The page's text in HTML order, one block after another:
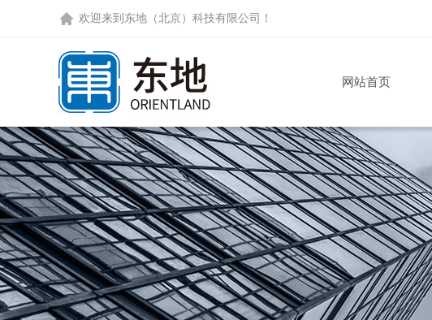
欢迎来到 东地（北京）科技有限公司 ！
网站首页